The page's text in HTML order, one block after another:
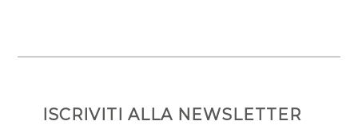
ISCRIVITI ALLA NEWSLETTER